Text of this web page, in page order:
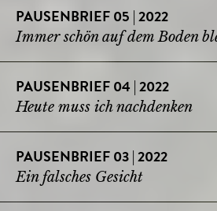
PAUSENBRIEF 05 | 2022
Immer schön auf dem Boden
PAUSENBRIEF 04 | 2022
Heute muss ich nachdenken
PAUSENBRIEF 03 | 2022
Ein falsches Gesicht